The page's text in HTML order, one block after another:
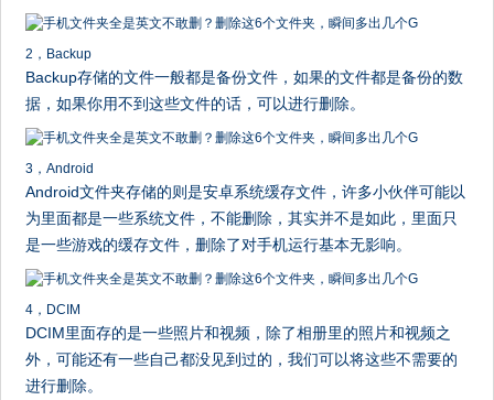
2，Backup
Backup存储的文件一般都是备份文件，如果的文件都是备份的数
据，如果你用不到这些文件的话，可以进行删除。
3，Android
Android文件夹存储的则是安卓系统缓存文件，许多小伙伴可能以
为里面都是一些系统文件，不能删除，其实并不是如此，里面只
是一些游戏的缓存文件，删除了对手机运行基本无影响。
4，DCIM
DCIM里面存的是一些照片和视频，除了相册里的照片和视频之
外，可能还有一些自己都没见到过的，我们可以将这些不需要的
进行删除。